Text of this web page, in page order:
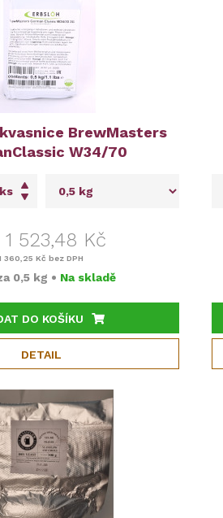
BrewMasters
W34/70
ks
523,48 Kč
360,25 Kč bez DPH
0,5 kg • Na skladě
DO KOŠÍKU
DETAIL